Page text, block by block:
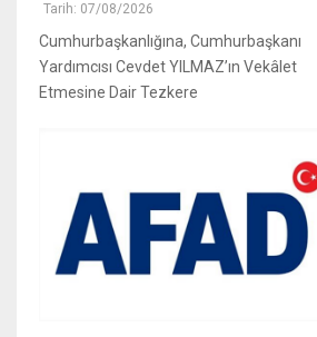
Tarih: 07/08/2026
Cumhurbaşkanlığına, Cumhurbaşkanı
Yardımcısı Cevdet YILMAZ’ın Vekâlet
Etmesine Dair Tezkere